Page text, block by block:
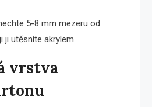
5-8 mm mezeru od
ji utěsníte akrylem.
vrstva